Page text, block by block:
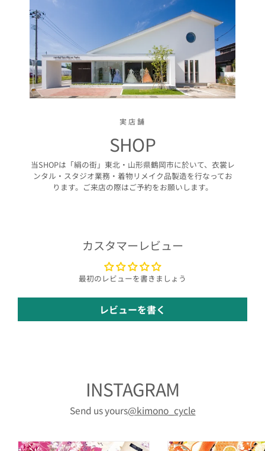
実店舗
SHOP
当SHOPは「絹の街」東北・山形県鶴岡市に於いて、衣裳レ
ンタル・スタジオ業務・着物リメイク品製造を行なってお
ります。ご来店の際はご予約をお願いします。
カスタマーレビュー
最初のレビューを書きましょう
レビューを書く
INSTAGRAM
Send us yours@kimono_cycle